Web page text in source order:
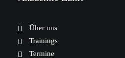
Über uns
Trainings
Termine